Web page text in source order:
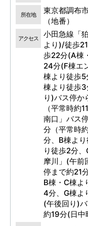
所在地
東京都調布
（地番）
アクセス
小田急線「
より)/徒歩
歩22分(A棟
24分(F棟エ
棟より徒歩
棟より徒歩
り)バス停か
（平常時約
南口」バス
分（平常時
分、B棟よ
り徒歩2分
摩川」(午前
停まで約21
B棟・C棟よ
4分、G棟よ
(午後回り)
約19分(日中